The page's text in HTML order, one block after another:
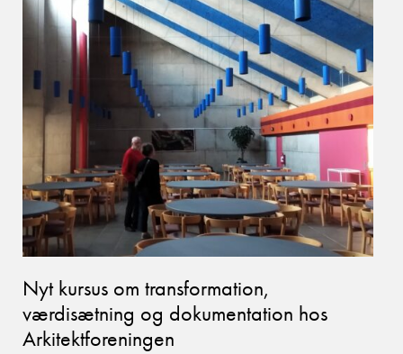
Nyt kursus om transformation,
værdisætning og dokumentation hos
Arkitektforeningen